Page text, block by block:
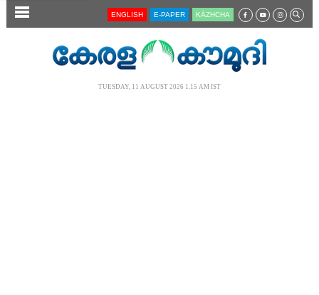
SECTIONS ENGLISH E-PAPER KĀZHCHA
TUESDAY, 11 AUGUST 2026 1.15 AM IST